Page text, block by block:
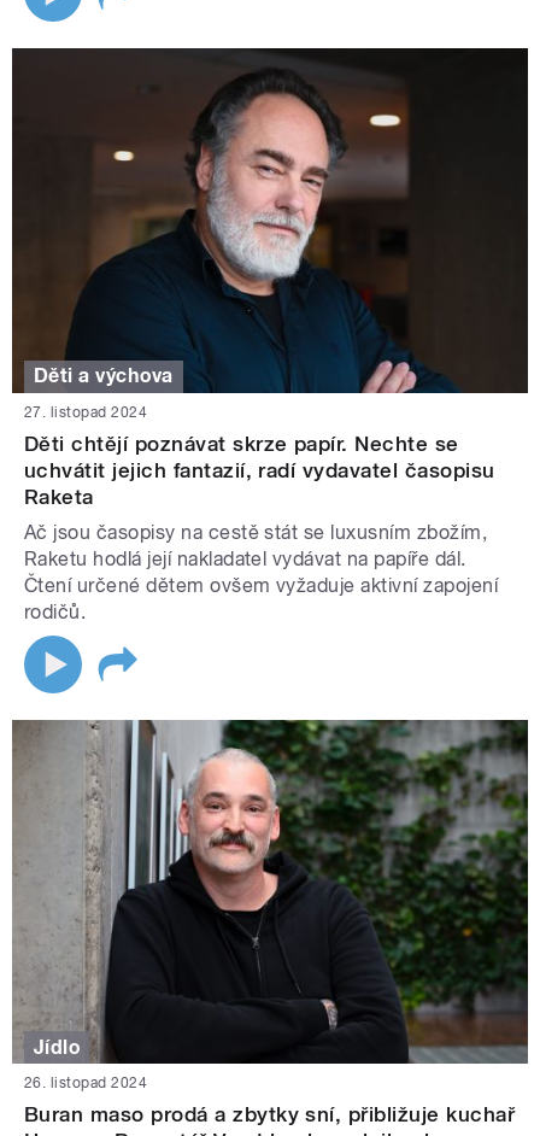
Děti a výchova
27. listopad 2024
Děti chtějí poznávat skrze papír. Nechte se
uchvátit jejich fantazií, radí vydavatel časopisu
Raketa
Ač jsou časopisy na cestě stát se luxusním zbožím,
Raketu hodlá její nakladatel vydávat na papíře dál.
Čtení určené dětem ovšem vyžaduje aktivní zapojení
rodičů.
Jídlo
26. listopad 2024
Buran maso prodá a zbytky sní, přibližuje kuchař